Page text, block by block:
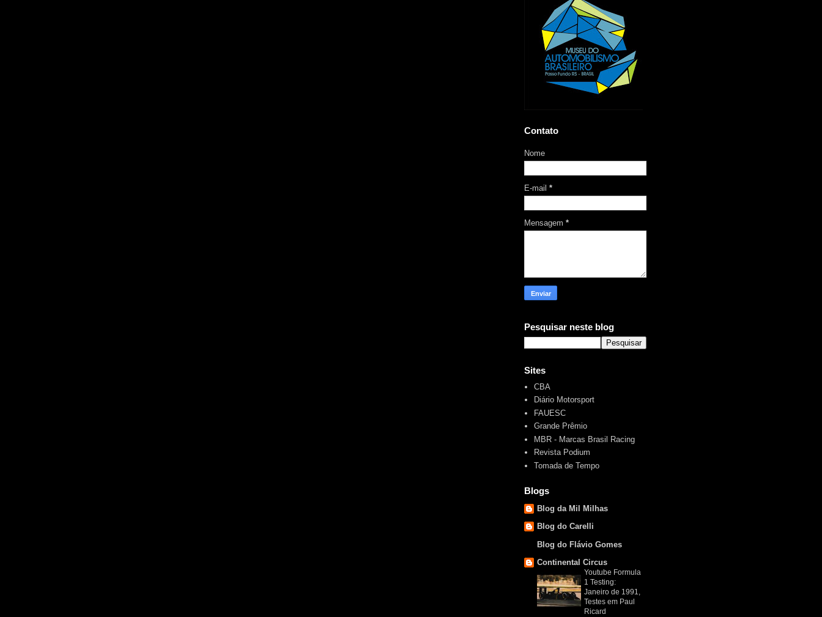
Contato
Nome
E-mail *
Mensagem *
Pesquisar neste blog
Sites
CBA
Diário Motorsport
FAUESC
Grande Prêmio
MBR - Marcas Brasil Racing
Revista Podium
Tomada de Tempo
Blogs
Blog da Mil Milhas
Blog do Carelli
Blog do Flávio Gomes
Continental Circus
Youtube Formula
1 Testing:
Janeiro de 1991,
Testes em Paul
Ricard